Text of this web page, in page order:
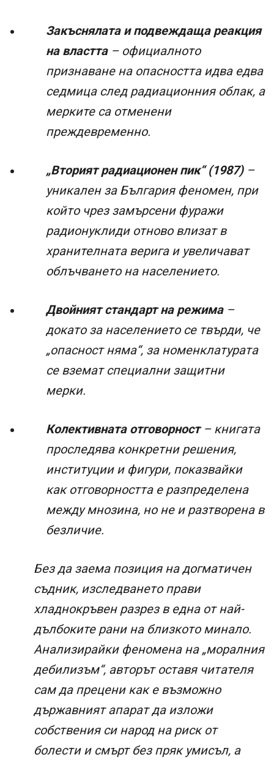
Закъснялата и подвеждаща реакция
на властта – официалното
признаване на опасността идва едва
седмица след радиационния облак, а
мерките са отменени
преждевременно.
„Вторият радиационен пик“ (1987)–
уникален за България феномен, при
който чрез замърсени фуражи
радионуклиди отново влизат в
хранителната верига и увеличават
облъчването на населението.
Двойният стандарт на режима –
докато за населението се твърди, че
„опасност няма“, за номенклатурата
се вземат специални защитни
мерки.
Колективната отговорност – книгата
проследява конкретни решения,
институции и фигури, показвайки
как отговорността е разпределена
между мнозина, но не и разтворена в
безличие.
Без да заема позиция на догматичен
съдник, изследването прави
хладнокръвен разрез в една от най-
дълбоките рани на близкото минало.
Анализирайки феномена на „моралния
дебилизъм“, авторът оставя читателя
сам да прецени как е възможно
държавният апарат да изложи
собствения си народ на риск от
болести и смърт без пряк умисъл, а